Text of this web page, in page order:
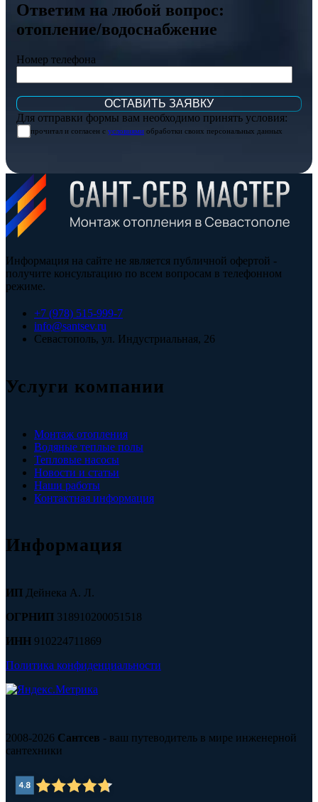
Ответим на любой вопрос:
отопление/водоснабжение
Номер телефона
Для отправки формы вам необходимо принять условия:
прочитал и согласен с условиями обработки своих персональных данных
Информация на сайте не является публичной офертой -
получите консультацию по всем вопросам в телефонном
режиме.
+7 (978) 515-999-7
info@santsev.ru
Севастополь, ул. Индустриальная, 26
Услуги компании
Монтаж отопления
Водяные теплые полы
Тепловые насосы
Новости и статьи
Наши работы
Контактная информация
Информация
ИП Дейнека А. Л.
ОГРНИП 318910200051518
ИНН 910224711869
Политика конфиденциальности
2008-2026 Сантсев - ваш путеводитель в мире инженерной
сантехники